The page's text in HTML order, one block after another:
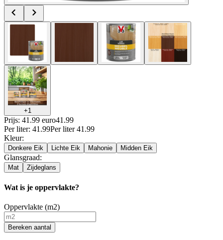
+1
Prijs: 41.99 euro41 .99
Per liter: 41.99Per liter 41.99
Kleur:
Donkere Eik Lichte Eik Mahonie Midden Eik
Glansgraad:
Mat Zijdeglans
Wat is je oppervlakte?
Oppervlakte (m2)
Bereken aantal